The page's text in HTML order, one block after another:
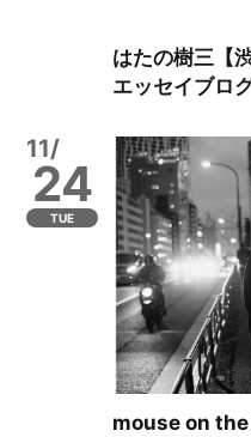
はたの樹三【
エッセイブロ
11/
24
TUE
mouse on the